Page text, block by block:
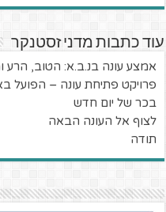
עוד כתבות מדני זסטנקר
אמצע עונה בנ.ב.א: הטוב, הרע
פרויקט פתיחת עונה – הפועל
בכר של יום חדש
לצוף אל העונה הבאה
תודה